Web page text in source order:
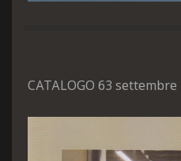
CATALOGO 63 settembre